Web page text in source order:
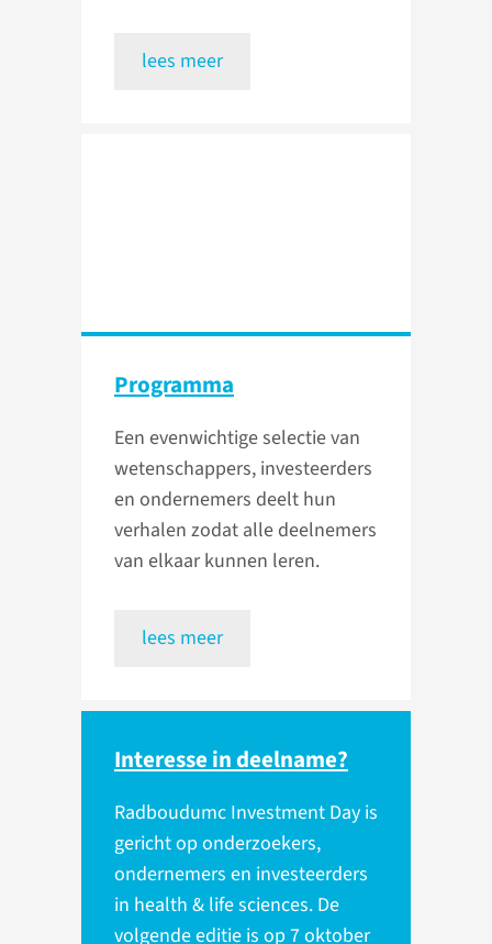
lees meer
Programma
Een evenwichtige selectie van
wetenschappers, investeerders
en ondernemers deelt hun
verhalen zodat alle deelnemers
van elkaar kunnen leren.
lees meer
Interesse in deelname?
Radboudumc Investment Day is
gericht op onderzoekers,
ondernemers en investeerders
in health & life sciences. De
volgende editie is op 7 oktober